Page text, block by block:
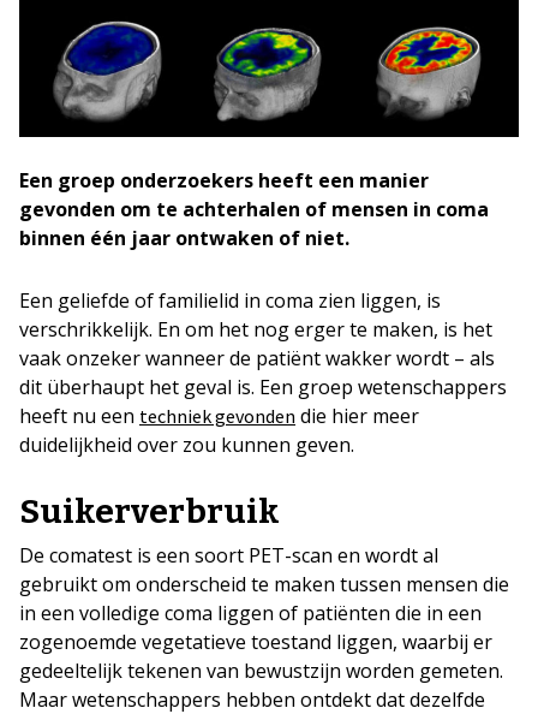
Een groep onderzoekers heeft een manier
gevonden om te achterhalen of mensen in coma
binnen één jaar ontwaken of niet.
Een geliefde of familielid in coma zien liggen, is
verschrikkelijk. En om het nog erger te maken, is het
vaak onzeker wanneer de patiënt wakker wordt – als
dit überhaupt het geval is. Een groep wetenschappers
heeft nu een techniek gevonden die hier meer
duidelijkheid over zou kunnen geven.
Suikerverbruik
De comatest is een soort PET-scan en wordt al
gebruikt om onderscheid te maken tussen mensen die
in een volledige coma liggen of patiënten die in een
zogenoemde vegetatieve toestand liggen, waarbij er
gedeeltelijk tekenen van bewustzijn worden gemeten.
Maar wetenschappers hebben ontdekt dat dezelfde